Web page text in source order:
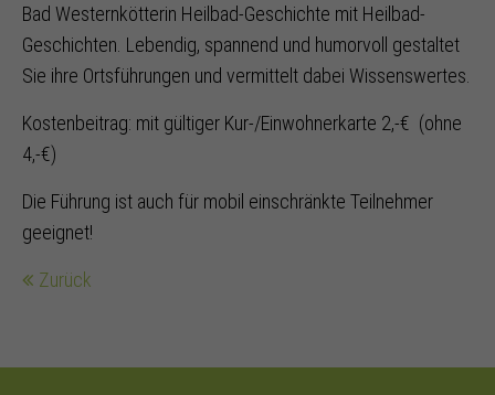
Bad Westernkötterin Heilbad-Geschichte mit Heilbad-
Geschichten. Lebendig, spannend und humorvoll gestaltet
Sie ihre Ortsführungen und vermittelt dabei Wissenswertes.
Kostenbeitrag: mit gültiger Kur-/Einwohnerkarte 2,-€ (ohne
4,-€)
Die Führung ist auch für mobil einschränkte Teilnehmer
geeignet!
Zurück